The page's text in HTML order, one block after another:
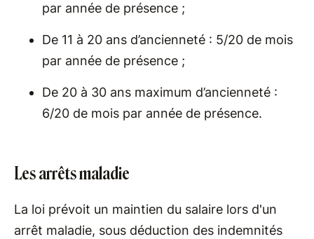
par année de présence ;
De 11 à 20 ans d’ancienneté : 5/20 de mois
par année de présence ;
De 20 à 30 ans maximum d’ancienneté :
6/20 de mois par année de présence.
Les arrêts maladie
La loi prévoit un maintien du salaire lors d'un
arrêt maladie, sous déduction des indemnités